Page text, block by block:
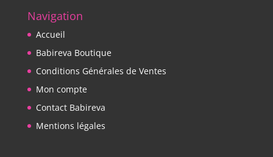
Navigation
Accueil
Babireva Boutique
Conditions Générales de Ventes
Mon compte
Contact Babireva
Mentions légales